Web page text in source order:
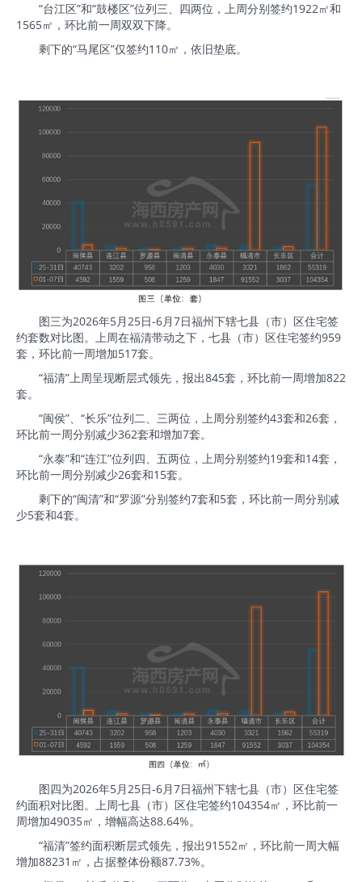
“台江区”和“鼓楼区”位列三、四两位，上周分别签约1922㎡和
1565㎡，环比前一周双双下降。
剩下的“马尾区”仅签约110㎡，依旧垫底。
图三为2026年5月25日-6月7日福州下辖七县（市）区住宅签
约套数对比图。上周在福清带动之下，七县（市）区住宅签约959
套，环比前一周增加517套。
“福清”上周呈现断层式领先，报出845套，环比前一周增加822
套。
“闽侯”、“长乐”位列二、三两位，上周分别签约43套和26套，
环比前一周分别减少362套和增加7套。
“永泰”和“连江”位列四、五两位，上周分别签约19套和14套，
环比前一周分别减少26套和15套。
剩下的“闽清”和“罗源”分别签约7套和5套，环比前一周分别减
少5套和4套。
图四为2026年5月25日-6月7日福州下辖七县（市）区住宅签
约面积对比图。上周七县（市）区住宅签约104354㎡，环比前一
周增加49035㎡，增幅高达88.64%。
“福清”签约面积断层式领先，报出91552㎡，环比前一周大幅
增加88231㎡，占据整体份额87.73%。